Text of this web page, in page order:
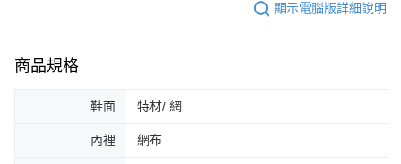
顯示電腦版詳細說明
商品規格
鞋面 特材/ 網
內裡 網布